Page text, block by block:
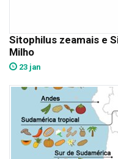
Sitophilus zeamais e
Milho
23 jan